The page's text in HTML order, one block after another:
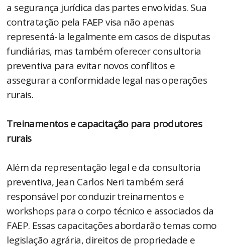
a segurança jurídica das partes envolvidas. Sua
contratação pela FAEP visa não apenas
representá-la legalmente em casos de disputas
fundiárias, mas também oferecer consultoria
preventiva para evitar novos conflitos e
assegurar a conformidade legal nas operações
rurais.
Treinamentos e capacitação para produtores
rurais
Além da representação legal e da consultoria
preventiva, Jean Carlos Neri também será
responsável por conduzir treinamentos e
workshops para o corpo técnico e associados da
FAEP. Essas capacitações abordarão temas como
legislação agrária, direitos de propriedade e